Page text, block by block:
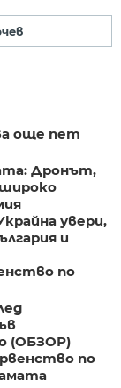
още пет
Дронът,
широко
увери,
и
по
(ОБЗОР)
по